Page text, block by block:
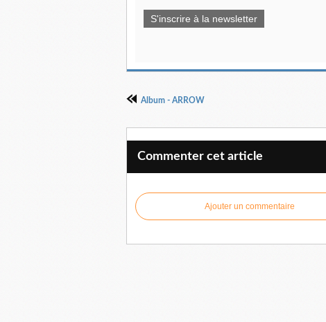
S'inscrire à la newsletter
Album - ARROW
Commenter cet article
Ajouter un commentaire